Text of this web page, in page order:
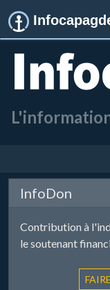
InfoDon
Contribution à
le soutenant